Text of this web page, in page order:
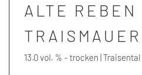
ALTE REBEN
13.0 vol. % - trocken | Traisental